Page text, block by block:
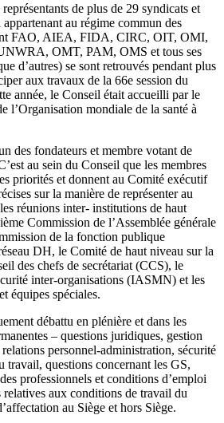
de plus de 29 syndicats et
au régime commun des
FAO, AIEA, FIDA, CIRC, OIT, OMI,
OMT, PAM, OMS et tous ses
d’autres) se sont retrouvés pendant plus
aux travaux de la 66e session du
année, le Conseil était accueilli par le
l’Organisation mondiale de la santé à
des fondateurs et membre votant de
au sein du Conseil que les membres
priorités et donnent au Comité exécutif
sur la manière de représenter au
réunions inter- institutions de haut
Commission de l’Assemblée générale
de la fonction publique
DH, le Comité de haut niveau sur la
des chefs de secrétariat (CCS), le
inter-organisations (IASMN) et les
équipes spéciales.
débattu en plénière et dans les
– questions juridiques, gestion
relations personnel-administration, sécurité
travail, questions concernant les GS,
professionnels et conditions d’emploi
relatives aux conditions de travail du
au Siège et hors Siège.